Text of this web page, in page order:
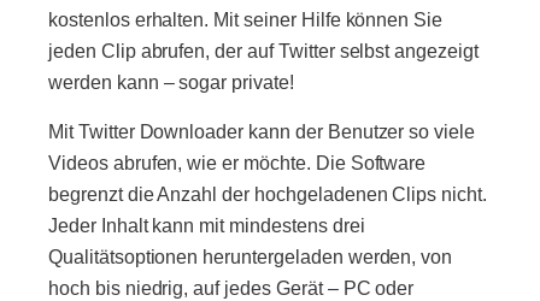
kostenlos erhalten. Mit seiner Hilfe können Sie
jeden Clip abrufen, der auf Twitter selbst angezeigt
werden kann – sogar private!
Mit Twitter Downloader kann der Benutzer so viele
Videos abrufen, wie er möchte. Die Software
begrenzt die Anzahl der hochgeladenen Clips nicht.
Jeder Inhalt kann mit mindestens drei
Qualitätsoptionen heruntergeladen werden, von
hoch bis niedrig, auf jedes Gerät – PC oder